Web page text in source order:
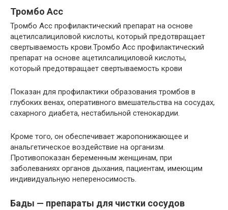
Тромбо Асс
Тромбо Асс профилактический препарат на основе
ацетилсалициловой кислоты, который предотвращает
свертываемость крови.Тромбо Асс профилактический
препарат на основе ацетилсалициловой кислоты,
который предотвращает свертываемость крови
Показан для профилактики образования тромбов в
глубоких венах, оперативного вмешательства на сосудах,
сахарного диабета, нестабильной стенокардии.
Кроме того, он обеспечивает жаропонижающее и
анальгетическое воздействие на организм.
Противопоказан беременным женщинам, при
заболеваниях органов дыхания, пациентам, имеющим
индивидуальную непереносимость.
Бады — препараты для чистки сосудов